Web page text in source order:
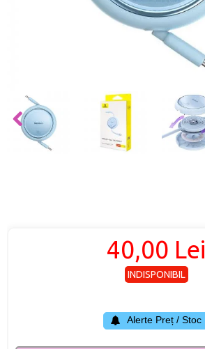
40,00 Lei
INDISPONIBIL
Alerte Preț / Stoc